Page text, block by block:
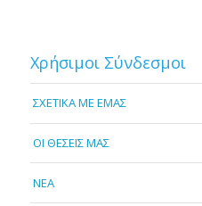
Χρήσιμοι Σύνδεσμοι
ΣΧΕΤΙΚΑ ΜΕ ΕΜΑΣ
OI ΘΕΣΕΙΣ ΜΑΣ
NEA